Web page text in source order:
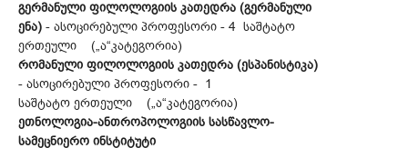
გერმანული ფილოლოგიის კათედრა (გერმანული
ენა) - ასოცირებული პროფესორი - 4 საშტატო
ერთეული („ა“კატეგორია)
რომანული ფილოლოგიის კათედრა (ესპანისტიკა)
- ასოცირებული პროფესორი - 1
საშტატო ერთეული („ა“კატეგორია)
ეთნოლოგია-ანთროპოლოგიის სასწავლო-
სამეცნიერო ინსტიტუტი